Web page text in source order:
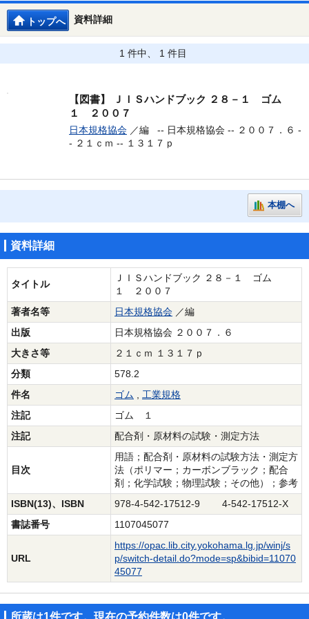
資料詳細
トップへ
1 件中、 1 件目
【図書】
ＪＩＳハンドブック ２８－１ ゴム
１ ２００７
日本規格協会 ／編 -- 日本規格協会 -- ２００７．６ -
- ２１ｃｍ -- １３１７ｐ
本棚へ
資料詳細
タイトル
ＪＩＳハンドブック ２８－１ ゴム
１ ２００７
著者名等
日本規格協会 ／編
出版
日本規格協会 ２００７．６
大きさ等
２１ｃｍ １３１７ｐ
分類
578.2
件名
ゴム , 工業規格
注記
ゴム １
注記
配合剤・原材料の試験・測定方法
目次
用語；配合剤・原材料の試験方法・測定方
法（ポリマー；カーボンブラック；配合
剤；化学試験；物理試験；その他）；参考
ISBN(13)、ISBN
978-4-542-17512-9 4-542-17512-X
書誌番号
1107045077
URL
https://opac.lib.city.yokohama.lg.jp/winj/s
p/switch-detail.do?mode=sp&bibid=11070
45077
所蔵は1件です。現在の予約件数は0件です。